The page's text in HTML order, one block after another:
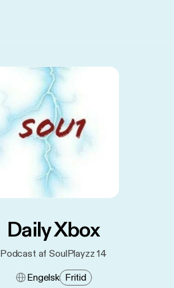
Daily Xbox
Podcast af SoulPlayzz 14
Engelsk Fritid